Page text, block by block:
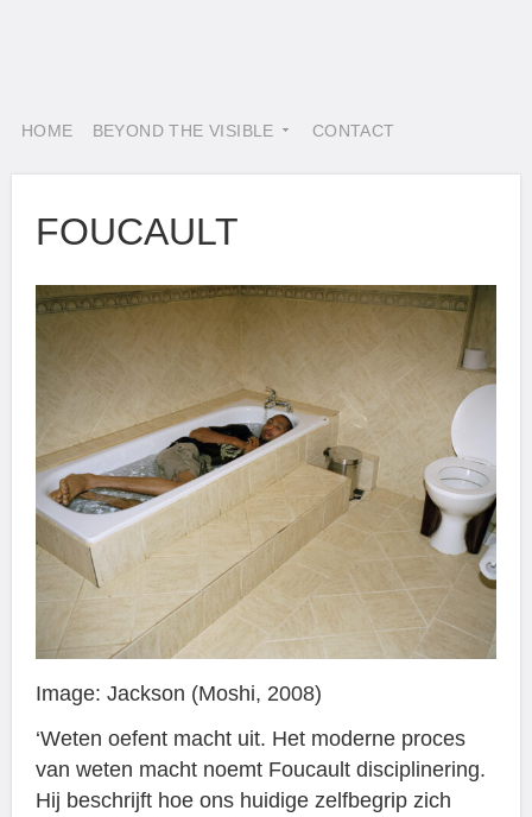
HOME BEYOND THE VISIBLE CONTACT
FOUCAULT
Image: Jackson (Moshi, 2008)
‘Weten oefent macht uit. Het moderne proces
van weten macht noemt Foucault disciplinering.
Hij beschrijft hoe ons huidige zelfbegrip zich